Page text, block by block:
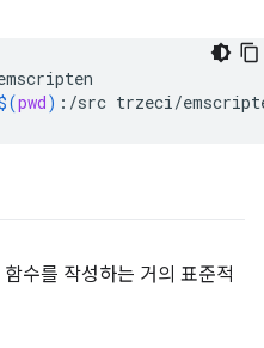
pwd) :/src trzeci/
수를 작성하는 거의 표준적